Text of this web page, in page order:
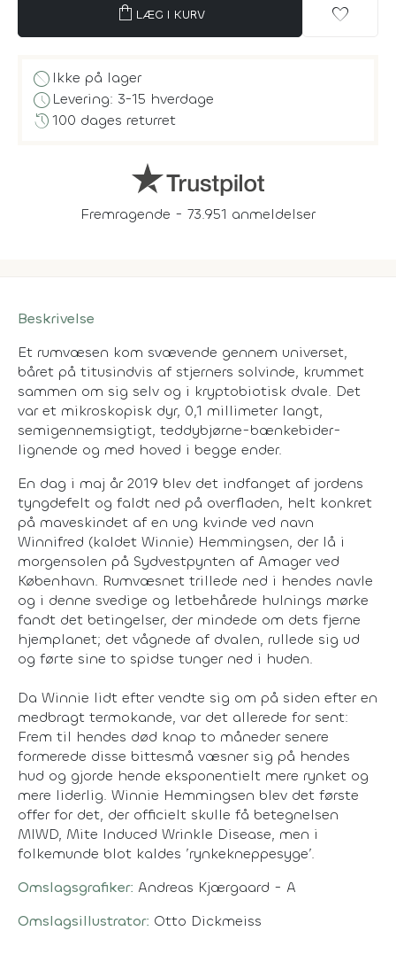
shopping_bag LÆG I KURV favorite
block Ikke på lager
scheduleLevering: 3-15 hverdage
history100 dages returret
Fremragende - 73.951 anmeldelser
Beskrivelse
Et rumvæsen kom svævende gennem universet,
båret på titusindvis af stjerners solvinde, krummet
sammen om sig selv og i kryptobiotisk dvale. Det
var et mikroskopisk dyr, 0,1 millimeter langt,
semigennemsigtigt, teddybjørne-bænkebider-
lignende og med hoved i begge ender.
En dag i maj år 2019 blev det indfanget af jordens
tyngdefelt og faldt ned på overfladen, helt konkret
på maveskindet af en ung kvinde ved navn
Winnifred (kaldet Winnie) Hemmingsen, der lå i
morgensolen på Sydvestpynten af Amager ved
København. Rumvæsnet trillede ned i hendes navle
og i denne svedige og letbehårede hulnings mørke
fandt det betingelser, der mindede om dets fjerne
hjemplanet; det vågnede af dvalen, rullede sig ud
og førte sine to spidse tunger ned i huden.
Da Winnie lidt efter vendte sig om på siden efter en
medbragt termokande, var det allerede for sent:
Frem til hendes død knap to måneder senere
formerede disse bittesmå væsner sig på hendes
hud og gjorde hende eksponentielt mere rynket og
mere liderlig. Winnie Hemmingsen blev det første
offer for det, der officielt skulle få betegnelsen
MIWD, Mite Induced Wrinkle Disease, men i
folkemunde blot kaldes ’rynkekneppesyge’.
Omslagsgrafiker: Andreas Kjærgaard - A
Omslagsillustrator: Otto Dickmeiss